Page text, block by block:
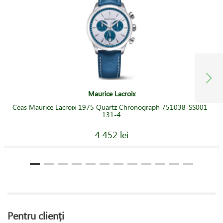
Maurice Lacroix
Ceas Maurice Lacroix 1975 Quartz Chronograph 751038-SS001-
131-4
4 452 lei
Pentru clienți